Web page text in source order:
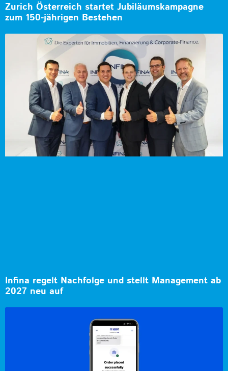
Zurich Österreich startet Jubiläumskampagne
zum 150-jährigen Bestehen
Infina regelt Nachfolge und stellt Management ab
2027 neu auf